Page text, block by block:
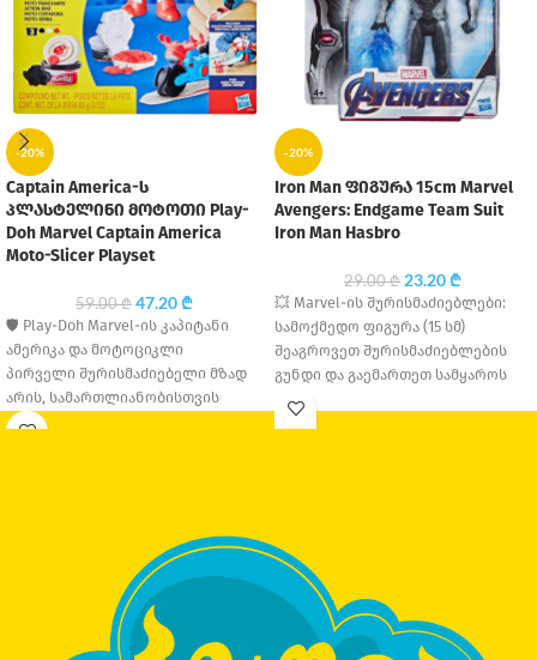
-20%
Captain America-ს
პლასტელინი მოტოთი Play-
Doh Marvel Captain America
Moto-Slicer Playset
59.00₾ 47.20₾
🛡️ Play-Doh Marvel-ის კაპიტანი
ამერიკა და მოტოციკლი
პირველი შურისმაძიებელი მზად
არის, სამართლიანობისთვის
იბრძოლოს Play-Doh-ს ამ
-20%
Iron Man ფიგურა 15cm Marvel
Avengers: Endgame Team Suit
Iron Man Hasbro
29.00₾ 23.20₾
💥 Marvel-ის შურისმაძიებლები:
სამოქმედო ფიგურა (15 სმ)
შეაგროვეთ შურისმაძიებლების
გუნდი და გაემართეთ სამყაროს
გადასარჩენად! ეს 15